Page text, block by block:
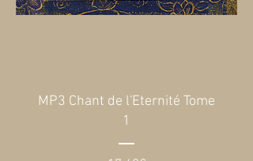
MP3 Chant de l'Eternité Tome
1